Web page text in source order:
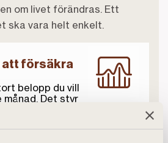
om livet förändras. Ett
ska vara helt enkelt.
att försäkra
belopp du vill
Det styr